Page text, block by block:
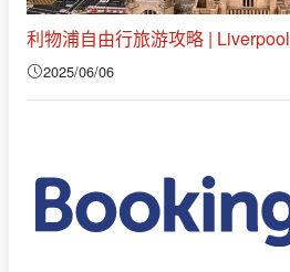
利物浦自由行旅游攻略 | Liverpool
2025/06/06